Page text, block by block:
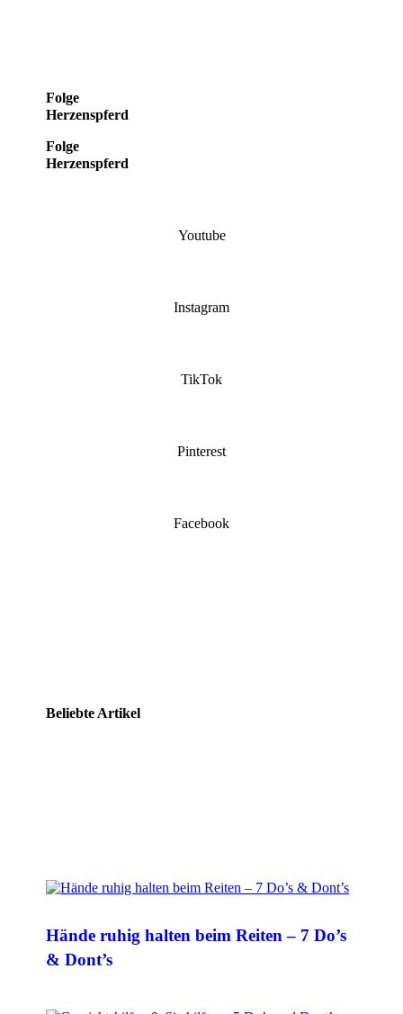
Folge
Herzenspferd
Folge
Herzenspferd
Youtube
Instagram
TikTok
Pinterest
Facebook
Beliebte Artikel
Hände ruhig halten beim Reiten – 7 Do’s
& Dont’s